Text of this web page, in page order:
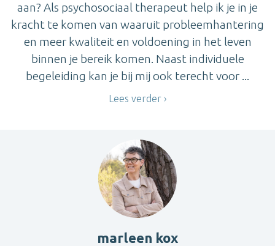
aan? Als psychosociaal therapeut help ik je in je
kracht te komen van waaruit probleemhantering
en meer kwaliteit en voldoening in het leven
binnen je bereik komen. Naast individuele
begeleiding kan je bij mij ook terecht voor ...
Lees verder
marleen kox